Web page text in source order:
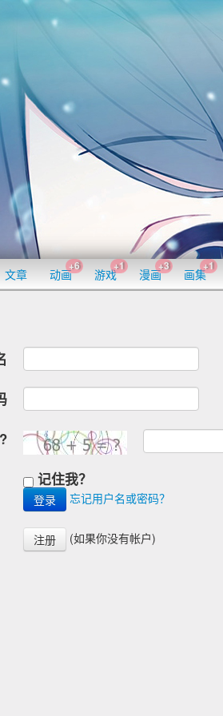
文章 动画
+6
游戏
+1
漫画
+3
画集
+1
记住我？
忘记用户名或密码？
注册 (如果你没有帐户)